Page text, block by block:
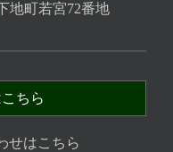
地町若宮72番地
ちら
せはこちら